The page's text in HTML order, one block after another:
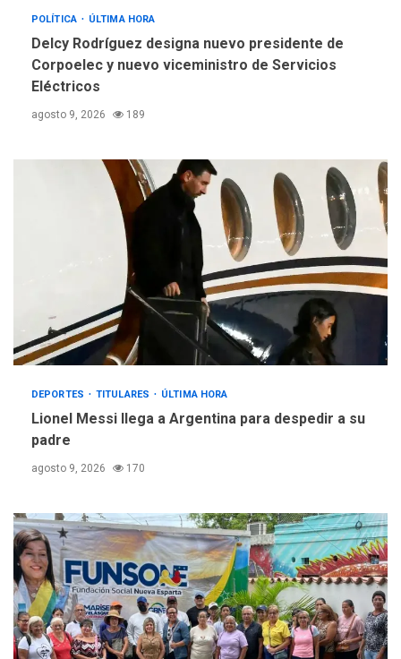
POLÍTICA ÚLTIMA HORA
Delcy Rodríguez designa nuevo presidente de
Corpoelec y nuevo viceministro de Servicios
Eléctricos
agosto 9, 2026 189
DEPORTES TITULARES ÚLTIMA HORA
Lionel Messi llega a Argentina para despedir a su
padre
agosto 9, 2026 170